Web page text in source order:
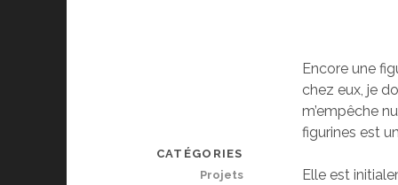
Encore une
chez eux, je
m’empêche
figurines est
Elle est
CATÉGORIES
Projets